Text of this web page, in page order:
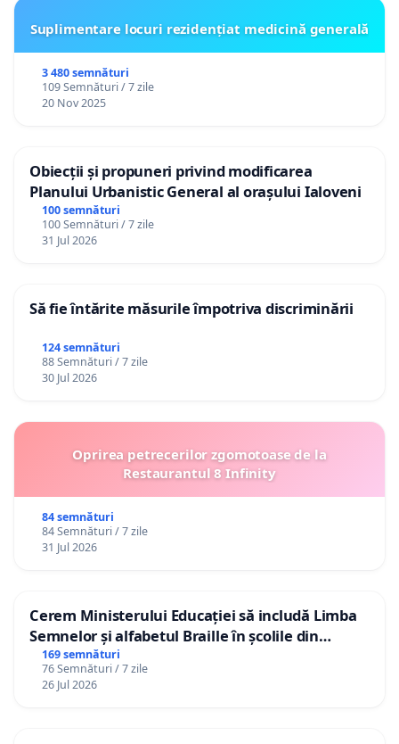
Suplimentare locuri rezidențiat medicină generală
3 480 semnături
109 Semnături / 7 zile
20 Nov 2025
Obiecții și propuneri privind modificarea
Planului Urbanistic General al orașului Ialoveni
100 semnături
100 Semnături / 7 zile
31 Jul 2026
Să fie întărite măsurile împotriva discriminării
124 semnături
88 Semnături / 7 zile
30 Jul 2026
Oprirea petrecerilor zgomotoase de la
Restaurantul 8 Infinity
84 semnături
84 Semnături / 7 zile
31 Jul 2026
Cerem Ministerului Educației să includă Limba
Semnelor și alfabetul Braille în școlile din
Republica Moldova!
169 semnături
76 Semnături / 7 zile
26 Jul 2026